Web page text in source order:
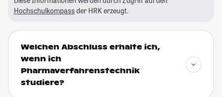
Hochschulkompass der HRK erzeugt.
Welchen Abschluss erhalte ich,
wenn ich
Pharmaverfahrenstechnik
studiere?